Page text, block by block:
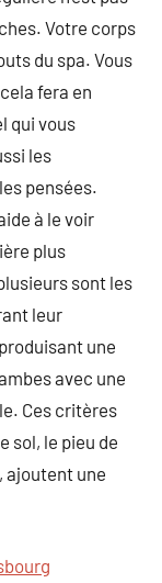
Votre corps
du spa. Vous
fera en
qui vous
les
pensées.
à le voir
plus
sont les
leur
une
avec une
Ces critères
sol, le pieu de
ajoutent une